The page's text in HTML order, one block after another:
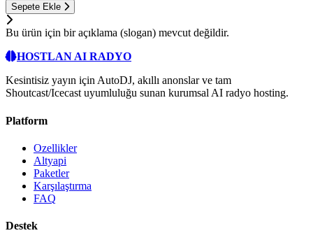
Sepete Ekle
Bu ürün için bir açıklama (slogan) mevcut değildir.
HOSTLAN AI RADYO
Kesintisiz yayın için AutoDJ, akıllı anonslar ve tam
Shoutcast/Icecast uyumluluğu sunan kurumsal AI radyo hosting.
Platform
Ozellikler
Altyapi
Paketler
Karşılaştırma
FAQ
Destek